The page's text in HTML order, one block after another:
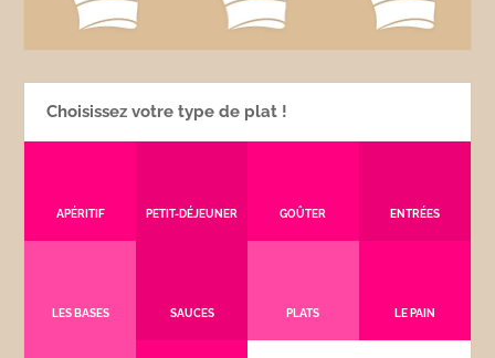
Choisissez votre type de plat !
APÉRITIF PETIT-DÉJEUNER GOÛTER ENTRÉES
LES BASES SAUCES PLATS LE PAIN